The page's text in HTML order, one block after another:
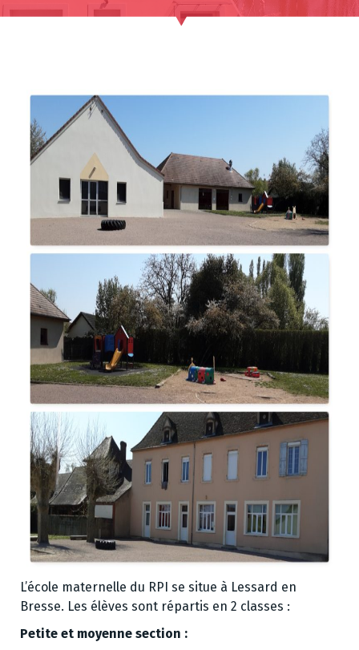
L’école maternelle du RPI se situe à Lessard en
Bresse. Les élèves sont répartis en 2 classes :
Petite et moyenne section :